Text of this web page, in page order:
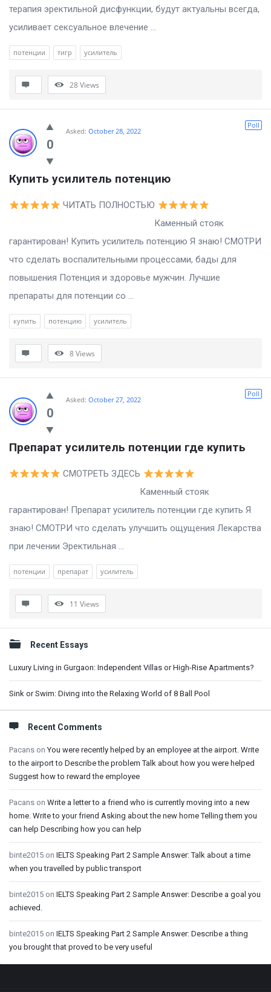
терапия эректильной дисфункции, будут актуальны всегда,
усиливает сексуальное влечение ...
потенции тигр усилитель
28Views
0
Poll
Asked: October 28, 2022
Купить усилитель потенцию
ЧИТАТЬ ПОЛНОСТЬЮ
Каменный стояк
гарантирован! Купить усилитель потенцию Я знаю! СМОТРИ
что сделать воспалительными процессами, бады для
повышения Потенция и здоровье мужчин. Лучшие
препараты для потенции со ...
купить потенцию усилитель
8Views
0
Poll
Asked: October 27, 2022
Препарат усилитель потенции где купить
СМОТРЕТЬ ЗДЕСЬ
Каменный стояк
гарантирован! Препарат усилитель потенции где купить Я
знаю! СМОТРИ что сделать улучшить ощущения Лекарства
при лечении Эректильная ...
потенции препарат усилитель
11 Views
Sidebar
Recent Essays
Luxury Living in Gurgaon: Independent Villas or High-Rise Apartments?
Sink or Swim: Diving into the Relaxing World of 8 Ball Pool
Recent Comments
Pacans onYou were recently helped by an employee at the airport. Write
to the airport to Describe the problem Talk about how you were helped
Suggest how to reward the employee
Pacans on Write a letter to a friend who is currently moving into a new
home. Write to your friend Asking about the new home Telling them you
can help Describing how you can help
binte2015 on IELTS Speaking Part 2 Sample Answer: Talk about a time
when you travelled by public transport
binte2015 on IELTS Speaking Part 2 Sample Answer: Describe a goal you
achieved.
binte2015 on IELTS Speaking Part 2 Sample Answer: Describe a thing
you brought that proved to be very useful